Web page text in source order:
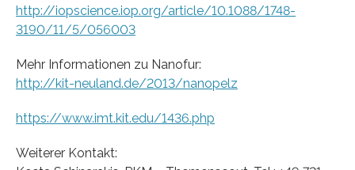
http://iopscience.iop.org/article/10.1088/1748-
3190/11/5/056003
Mehr Informationen zu Nanofur:
http://kit-neuland.de/2013/nanopelz
https://www.imt.kit.edu/1436.php
Weiterer Kontakt: